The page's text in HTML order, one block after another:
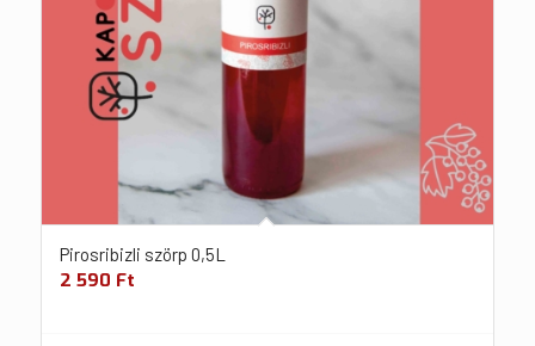
Pirosribizli szörp 0,5L
2 590 Ft